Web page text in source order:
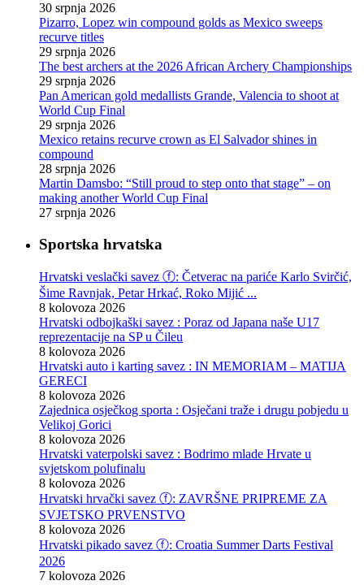
30 srpnja 2026
Pizarro, Lopez win compound golds as Mexico sweeps
recurve titles
29 srpnja 2026
The best archers at the 2026 African Archery Championships
29 srpnja 2026
Pan American gold medallists Grande, Valencia to shoot at
World Cup Final
29 srpnja 2026
Mexico retains recurve crown as El Salvador shines in
compound
28 srpnja 2026
Martin Damsbo: “Still proud to step onto that stage” – on
making another World Cup Final
27 srpnja 2026
Sportska hrvatska
Hrvatski veslački savez ⓕ: Četverac na pariće Karlo Svirčić,
Šime Ravnjak, Petar Hrkać, Roko Mijić ...
8 kolovoza 2026
Hrvatski odbojkaški savez : Poraz od Japana naše U17
reprezentacije na SP u Čileu
8 kolovoza 2026
Hrvatski auto i karting savez : IN MEMORIAM – MATIJA
GERECI
8 kolovoza 2026
Zajednica osječkog sporta : Osječani traže i drugu pobjedu u
Velikoj Gorici
8 kolovoza 2026
Hrvatski vaterpolski savez : Bodrimo mlade Hrvate u
svjetskom polufinalu
8 kolovoza 2026
Hrvatski hrvački savez ⓕ: ZAVRŠNE PRIPREME ZA
SVJETSKO PRVENSTVO
8 kolovoza 2026
Hrvatski pikado savez ⓕ: Croatia Summer Darts Festival
2026
7 kolovoza 2026